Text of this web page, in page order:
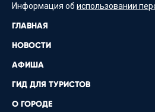
Информация об использовании
ГЛАВНАЯ
НОВОСТИ
АФИША
ГИД ДЛЯ ТУРИСТОВ
О ГОРОДЕ